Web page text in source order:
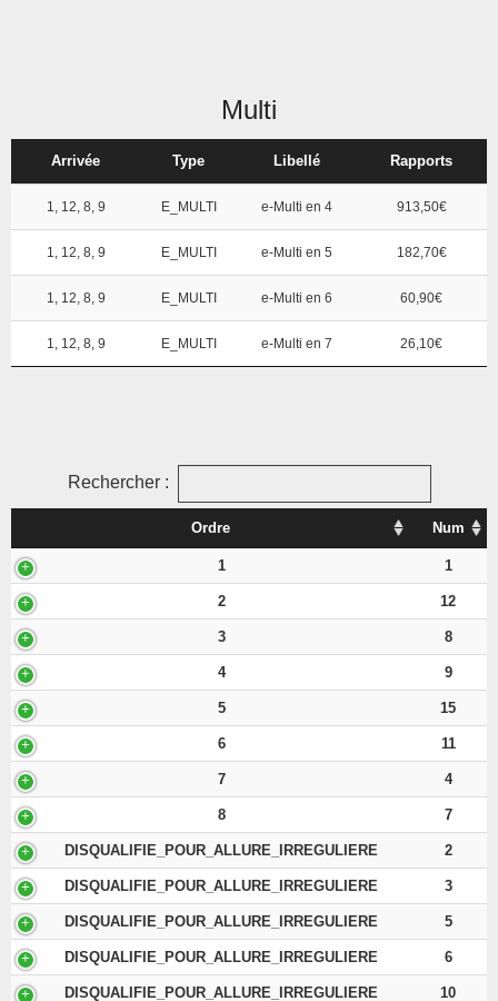
Multi
Arrivée Type Libellé Rapports
1, 12, 8, 9 E_MULTI e-Multi en 4 913,50€
1, 12, 8, 9 E_MULTI e-Multi en 5 182,70€
1, 12, 8, 9 E_MULTI e-Multi en 6 60,90€
1, 12, 8, 9 E_MULTI e-Multi en 7 26,10€
Rechercher :
Ordre Num
1 1
2 12
3 8
4 9
5 15
6 11
7 4
8 7
DISQUALIFIE_POUR_ALLURE_IRREGULIERE 2
DISQUALIFIE_POUR_ALLURE_IRREGULIERE 3
DISQUALIFIE_POUR_ALLURE_IRREGULIERE 5
DISQUALIFIE_POUR_ALLURE_IRREGULIERE 6
DISQUALIFIE_POUR_ALLURE_IRREGULIERE 10